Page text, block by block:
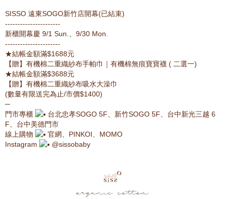
SISSO 遠東SOGO新竹店開幕(已結束)
----------------------
新櫃開幕慶 9/1 Sun.、9/30 Mon.
----------------------
★結帳金額滿$1688元
【贈】有機棉二重織紗布手帕巾｜有機棉無痕寶寶襪 ( 二選一)
★結帳金額滿$3688元
【贈】有機棉二重織紗布吸水大澡巾
(數量有限送完為止/市價$1400)
─
門市專櫃
台北忠孝SOGO 5F、新竹SOGO 5F、台中新光三越 6
F、台中美德門市
線上購物
官網、PINKOI、MOMO
Instagram
@sissobaby